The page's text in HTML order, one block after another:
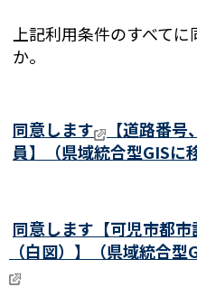
上記利用条件のすべて
か。
同意します
【道路番
員】
（県域統合型GISに
同意します【可児市都
（白図）】（県域統合型